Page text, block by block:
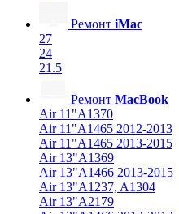
Ремонт iMac
27
24
21.5
Ремонт MacBook
Air 11"A1370
Air 11"A1465 2012-2013
Air 11"A1465 2013-2015
Air 13"A1369
Air 13"A1466 2013-2015
Air 13"A1237, A1304
Air 13"A2179